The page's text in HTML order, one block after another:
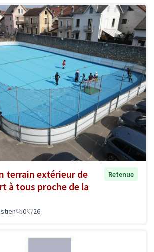
terrain extérieur de
à tous proche de la
Retenue
0 26